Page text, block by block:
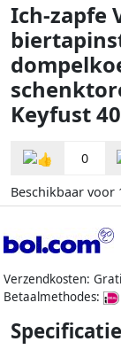
Ich-zapfe
Keyfust
0
Beschikbaar voor
Verzendkosten:
Betaalmethodes: